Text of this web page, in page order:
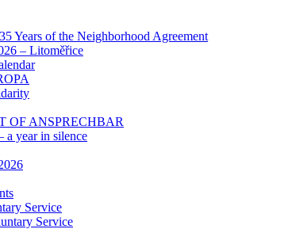
Years of the Neighborhood Agreement
– Litoměřice
OF ANSPRECHBAR
a year in silence
Service
Service